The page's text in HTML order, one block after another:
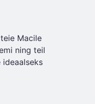
Macile
ning teil